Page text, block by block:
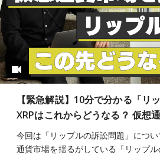
【緊急解説】10分で分かる「リ
XRPはこれからどうなる？ 仮想
今回は「リップルの訴訟問題」につ
通貨市場を揺るがしている「リップ